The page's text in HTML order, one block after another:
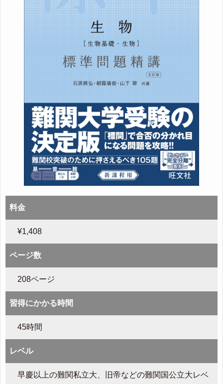
料金
¥1,408
ページ数
208ページ
習得にかかる時間
45時間
レベル
早慶以上の難関私立大、旧帝などの難関国公立大レベ